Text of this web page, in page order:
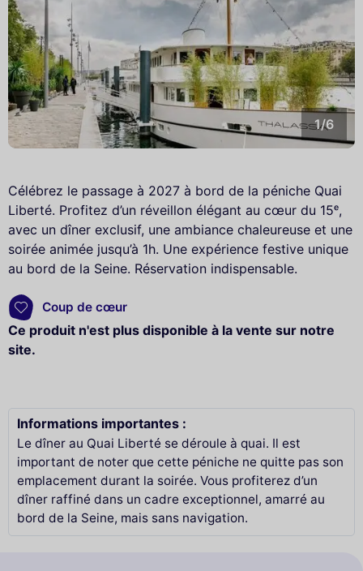
1/6
Célébrez le passage à 2027 à bord de la péniche Quai
Liberté. Profitez d’un réveillon élégant au cœur du 15ᵉ,
avec un dîner exclusif, une ambiance chaleureuse et une
soirée animée jusqu’à 1h. Une expérience festive unique
au bord de la Seine. Réservation indispensable.
Coup de cœur
Ce produit n'est plus disponible à la vente sur notre
site.
Informations importantes :
Le dîner au Quai Liberté se déroule à quai. Il est
important de noter que cette péniche ne quitte pas son
emplacement durant la soirée. Vous profiterez d’un
dîner raffiné dans un cadre exceptionnel, amarré au
bord de la Seine, mais sans navigation.